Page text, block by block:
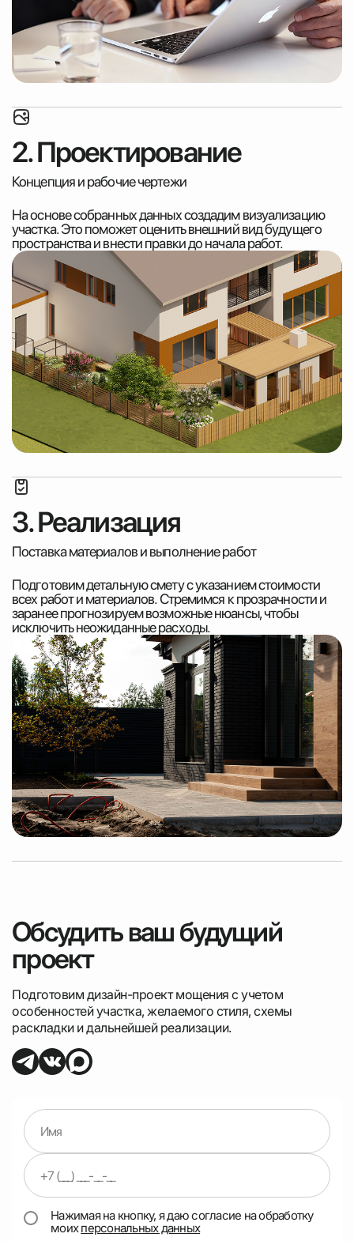
2. Проектирование
Концепция и рабочие чертежи
На основе собранных данных создадим визуализацию
участка. Это поможет оценить внешний вид будущего
пространства и внести правки до начала работ.
3. Реализация
Поставка материалов и выполнение работ
Подготовим детальную смету с указанием стоимости
всех работ и материалов. Стремимся к прозрачности и
заранее прогнозируем возможные нюансы, чтобы
исключить неожиданные расходы.
Обсудить ваш будущий
проект
Подготовим дизайн-проект мощения с учетом
особенностей участка, желаемого стиля, схемы
раскладки и дальнейшей реализации.
Нажимая на кнопку, я даю согласие на обработку
моихперсональных данных